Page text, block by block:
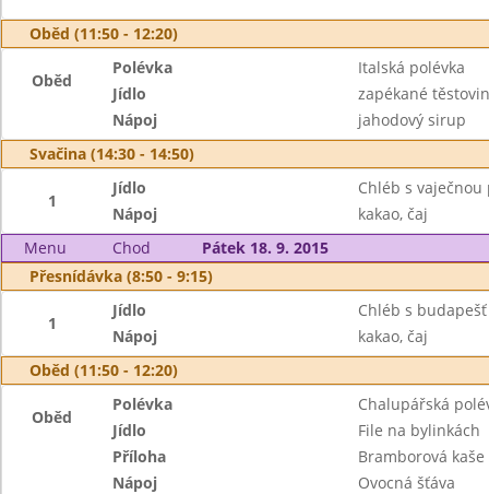
Oběd (11:50 - 12:20)
Oběd
Polévka
Italská polévka
Jídlo
zapékané
Nápoj
jahodový sirup
Svačina (14:30 - 14:50)
1
Jídlo
Chléb s
Nápoj
kakao, čaj
Menu
Chod
Pátek 18. 9. 2015
Přesnídávka (8:50 - 9:15)
1
Jídlo
Chléb s
Nápoj
kakao, čaj
Oběd (11:50 - 12:20)
Oběd
Polévka
Chalupářská
Jídlo
File na bylinkách
Příloha
Bramborová kaše
Nápoj
Ovocná šťáva